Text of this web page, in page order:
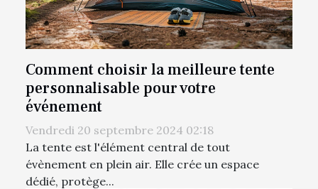
Comment choisir la meilleure tente
personnalisable pour votre
événement
Vendredi 20 septembre 2024 02:18
La tente est l'élément central de tout
évènement en plein air. Elle crée un espace
dédié, protège...